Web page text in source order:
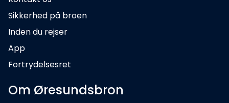
Sikkerhed på broen
Inden du rejser
App
Fortrydelsesret
Om Øresundsbron